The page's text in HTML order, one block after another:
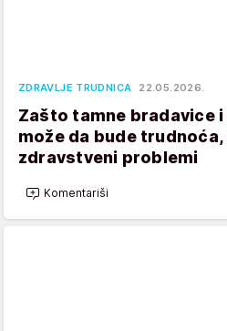
ZDRAVLJE TRUDNICA 22.05.2026.
Zašto tamne bradavice i
može da bude trudnoća,
zdravstveni problemi
Komentariši